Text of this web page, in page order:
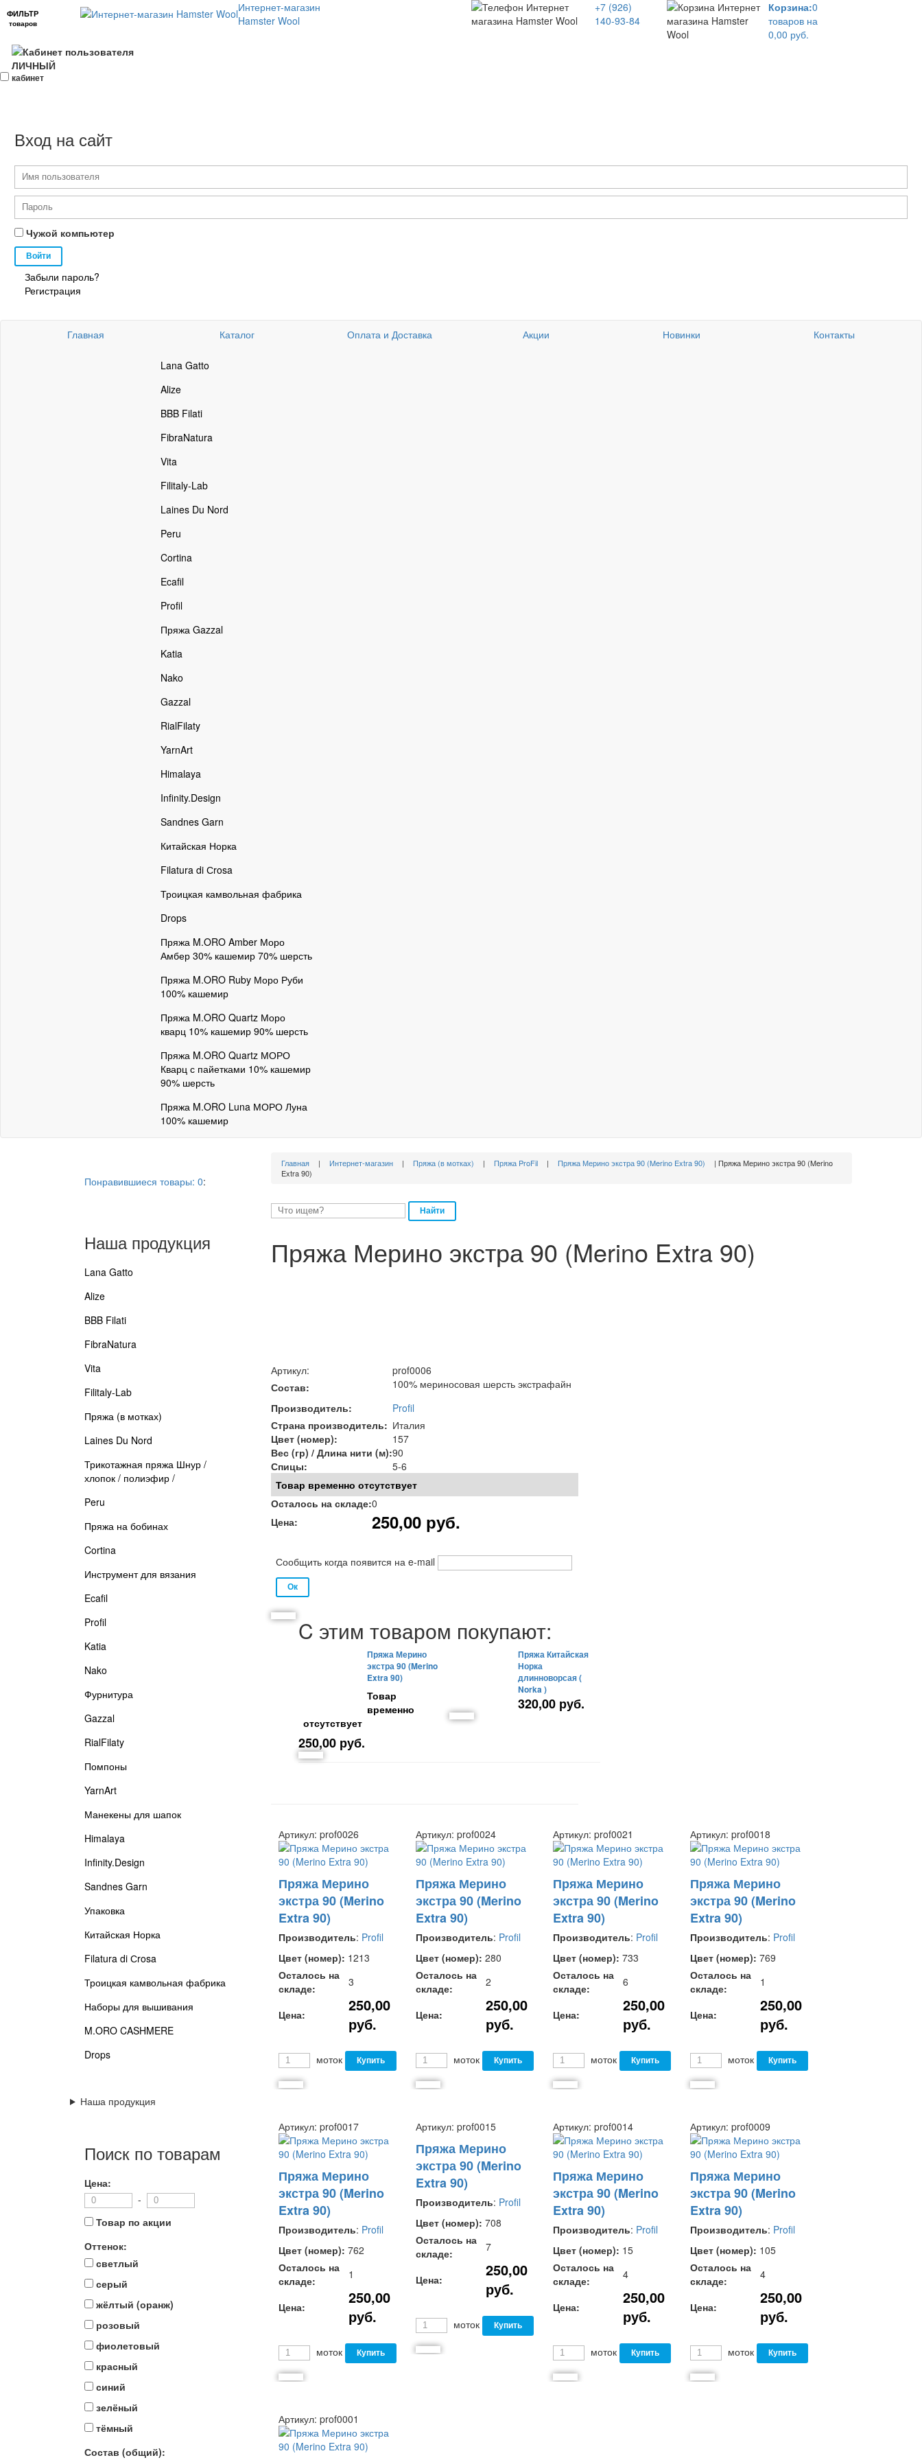
Интернет-магазин
Hamster Wool
+7 (926)
140-93-84
Корзина:0
товаров на
0,00 руб.
ЛИЧНЫЙ
кабинет
Вход на сайт
Чужой компьютер
Забыли пароль?
Регистрация
Главная Каталог
Lana Gatto
Alize
BBB Filati
FibraNatura
Vita
Filitaly-Lab
Laines Du Nord
Peru
Cortina
Ecafil
Profil
Пряжа Gazzal
Katia
Nako
Gazzal
RialFilaty
YarnArt
Himalaya
Infinity.Design
Sandnes Garn
Китайская Норка
Filatura di Сrosa
Троицкая камвольная фабрика
Drops
Пряжа M.ORO Amber Моро
Амбер 30% кашемир 70% шерсть
Пряжа M.ORO Ruby Моро Руби
100% кашемир
Пряжа M.ORO Quartz Моро
кварц 10% кашемир 90% шерсть
Пряжа M.ORO Quartz МОРО
Кварц с пайетками 10% кашемир
90% шерсть
Пряжа M.ORO Luna МОРО Луна
100% кашемир
Оплата и Доставка Акции Новинки Контакты
ФИЛЬТР
товаров
Понравившиеся товары: 0:
Наша продукция
Lana Gatto
Alize
BBB Filati
FibraNatura
Vita
Filitaly-Lab
Пряжа (в мотках)
Laines Du Nord
Трикотажная пряжа Шнур /
хлопок / полиэфир /
Peru
Пряжа на бобинах
Cortina
Инструмент для вязания
Ecafil
Profil
Katia
Nako
Фурнитура
Gazzal
RialFilaty
Помпоны
YarnArt
Манекены для шапок
Himalaya
Infinity.Design
Sandnes Garn
Упаковка
Китайская Норка
Filatura di Сrosa
Троицкая камвольная фабрика
Наборы для вышивания
M.ORO CASHMERE
Drops
Наша продукция
Поиск по товарам
Цена:
-
Товар по акции
Оттенок:
светлый
серый
жёлтый (оранж)
розовый
фиолетовый
красный
синий
зелёный
тёмный
Состав (общий):
Главная | Интернет-магазин | Пряжа (в мотках) | Пряжа ProFil | Пряжа Мерино экстра 90 (Merino Extra 90) | Пряжа Мерино экстра 90 (Merino
Extra 90)
Пряжа Мерино экстра 90 (Merino Extra 90)
Артикул:
prof0006
Состав:
100% мериносовая шерсть экстрафайн
Производитель:
Profil
Страна производитель: Италия
Цвет (номер):
157
Вес (гр) / Длина нити (м):90
Спицы:
5-6
Товар временно отсутствует
Осталось на складе:0
Цена:
250,00руб.
Сообщить когда появится на e-mail
C этим товаром покупают:
Пряжа Мерино
экстра 90 (Merino
Extra 90)
Товар
временно
отсутствует
250,00 руб.
Пряжа Китайская
Норка
длинноворсая (
Norka )
320,00 руб.
Артикул: prof0026
Пряжа Мерино
экстра 90 (Merino
Extra 90)
Производитель: Profil
Цвет (номер): 1213
Осталось на
складе:
3
Цена:
250,00
руб.
моток
Артикул: prof0024
Пряжа Мерино
экстра 90 (Merino
Extra 90)
Производитель: Profil
Цвет (номер): 280
Осталось на
складе:
2
Цена:
250,00
руб.
моток
Артикул: prof0021
Пряжа Мерино
экстра 90 (Merino
Extra 90)
Производитель: Profil
Цвет (номер): 733
Осталось на
складе:
6
Цена:
250,00
руб.
моток
Артикул: prof0018
Пряжа Мерино
экстра 90 (Merino
Extra 90)
Производитель: Profil
Цвет (номер): 769
Осталось на
складе:
1
Цена:
250,00
руб.
моток
Артикул: prof0017
Пряжа Мерино
экстра 90 (Merino
Extra 90)
Производитель: Profil
Цвет (номер): 762
Осталось на
складе:
1
Цена:
250,00
руб.
моток
Артикул: prof0015
Пряжа Мерино
экстра 90 (Merino
Extra 90)
Производитель: Profil
Цвет (номер): 708
Осталось на
складе:
7
Цена:
250,00
руб.
моток
Артикул: prof0014
Пряжа Мерино
экстра 90 (Merino
Extra 90)
Производитель: Profil
Цвет (номер): 15
Осталось на
складе:
4
Цена:
250,00
руб.
моток
Артикул: prof0009
Пряжа Мерино
экстра 90 (Merino
Extra 90)
Производитель: Profil
Цвет (номер): 105
Осталось на
складе:
4
Цена:
250,00
руб.
моток
Артикул: prof0001